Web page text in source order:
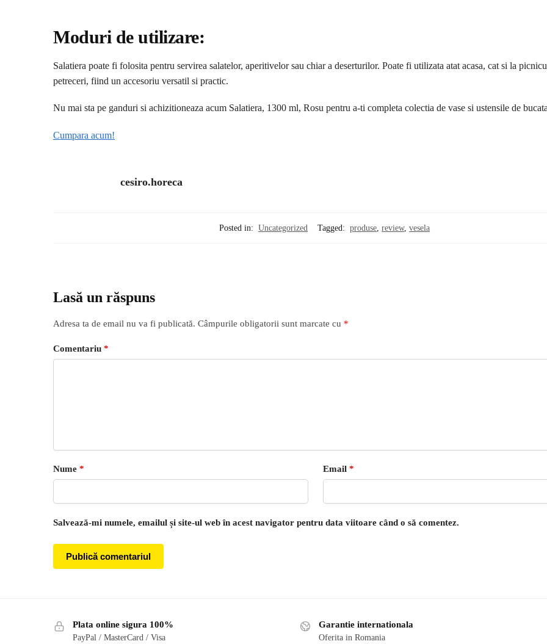
Moduri de utilizare:
Salatiera poate fi folosita pentru servirea salatelor, aperitivelor sau chiar a deserturilor. Poate fi utilizata atat acasa, cat si la
petreceri, fiind un accesoriu versatil si practic.
Nu mai sta pe ganduri si achizitioneaza acum Salatiera, 1300 ml, Rosu pentru a-ti completa colectia de vase si ustensile de
Cumpara acum!
cesiro.horeca
Posted in: Uncategorized Tagged: produse,review,vesela
Lasă un răspuns
Adresa ta de email nu va fi publicată. Câmpurile obligatorii sunt marcate cu *
Comentariu *
Nume * Email *
Salvează-mi numele, emailul și site-ul web în acest navigator pentru data viitoare când o să comentez.
Plata online sigura 100%
PayPal / MasterCard / Visa
Garantie internationala
Oferita in Romania